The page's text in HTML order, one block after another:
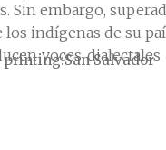
embargo,
indígenas de su
voces dialectales
printing San Salvador